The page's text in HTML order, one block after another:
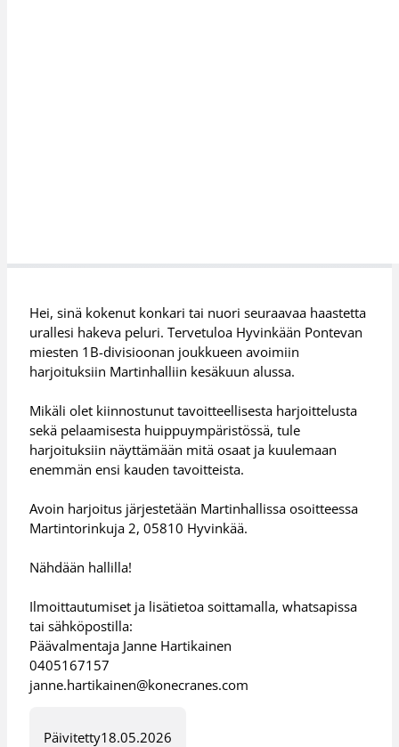
Hei, sinä kokenut konkari tai nuori seuraavaa haastetta
urallesi hakeva peluri. Tervetuloa Hyvinkään Pontevan
miesten 1B-divisioonan joukkueen avoimiin
harjoituksiin Martinhalliin kesäkuun alussa.
Mikäli olet kiinnostunut tavoitteellisesta harjoittelusta
sekä pelaamisesta huippuympäristössä, tule
harjoituksiin näyttämään mitä osaat ja kuulemaan
enemmän ensi kauden tavoitteista.
Avoin harjoitus järjestetään Martinhallissa osoitteessa
Martintorinkuja 2, 05810 Hyvinkää.
Nähdään hallilla!
Ilmoittautumiset ja lisätietoa soittamalla, whatsapissa
tai sähköpostilla:
Päävalmentaja Janne Hartikainen
0405167157
janne.hartikainen@konecranes.com
Päivitetty18.05.2026